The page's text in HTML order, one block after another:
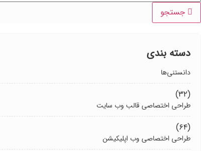
جستجو
دسته بندی
دانستنی‌ها
(۳۲)
طراحی اختصاصی قالب وب سایت
(۶۴)
طراحی اختصاصی وب اپلیکیشن